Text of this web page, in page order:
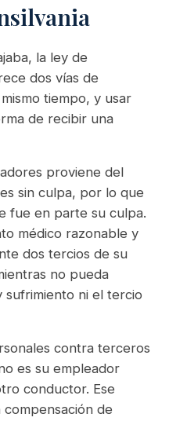
la ley de
dos vías de
tiempo, y usar
de recibir una
proviene del
sin culpa, por lo que
fue en parte su culpa.
médico razonable y
dos tercios de su
no pueda
sufrimiento ni el tercio
contra terceros
es su empleador
conductor. Ese
de